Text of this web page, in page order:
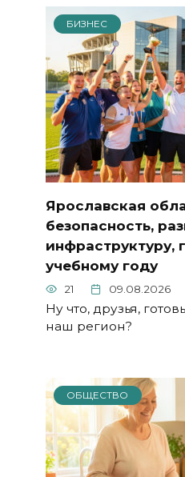
БИЗНЕС
Ярославская
безопасность,
инфраструктуру,
учебному году
21 09.08.2026
Ну что, друзья,
наш регион?
ОБЩЕСТВО